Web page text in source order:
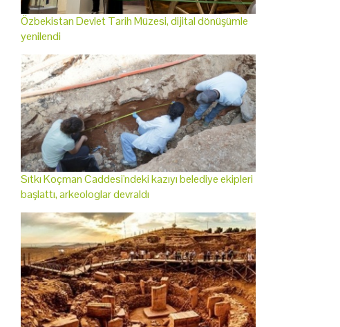
Özbekistan Devlet Tarih Müzesi, dijital dönüşümle
yenilendi
Sıtkı Koçman Caddesi'ndeki kazıyı belediye ekipleri
başlattı, arkeologlar devraldı